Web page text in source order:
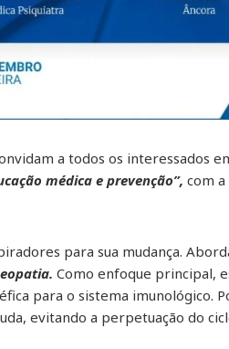
a todos os interessados
médica e prevenção”, com
para sua mudança.
Como enfoque principal,
para o sistema imunológico.
evitando a perpetuação do